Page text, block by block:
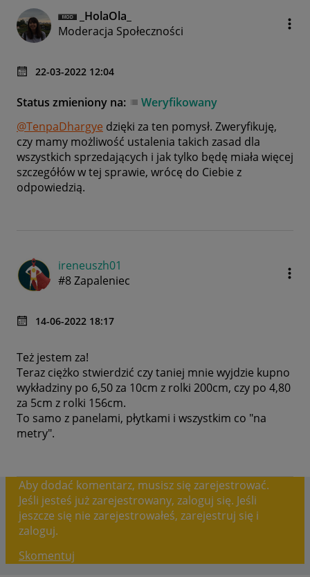
_HolaOla_
Moderacja Społeczności
‎22-03-2022 12:04
Status zmieniony na:
Weryfikowany
@TenpaDhargye dzięki za ten pomysł. Zweryfikuję,
czy mamy możliwość ustalenia takich zasad dla
wszystkich sprzedających i jak tylko będę miała więcej
szczegółów w tej sprawie, wrócę do Ciebie z
odpowiedzią.
ireneuszh01
#8 Zapaleniec
‎14-06-2022 18:17
Też jestem za!
Teraz ciężko stwierdzić czy taniej mnie wyjdzie kupno
wykładziny po 6,50 za 10cm z rolki 200cm, czy po 4,80
za 5cm z rolki 156cm.
To samo z panelami, płytkami i wszystkim co "na
metry".
Aby dodać komentarz, musisz się zarejestrować.
Jeśli jesteś już zarejestrowany, zaloguj się. Jeśli
jeszcze się nie zarejestrowałeś, zarejestruj się i
zaloguj.
Skomentuj